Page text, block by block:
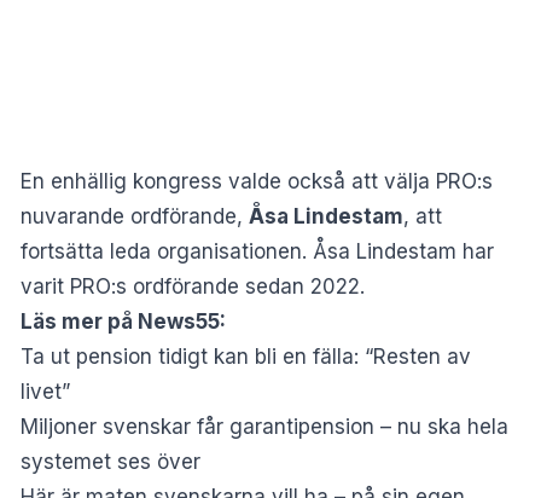
En enhällig kongress valde också att välja PRO:s
nuvarande ordförande, Åsa Lindestam, att
fortsätta leda organisationen. Åsa Lindestam har
varit PRO:s ordförande sedan 2022.
Läs mer på News55:
Ta ut pension tidigt kan bli en fälla: “Resten av
livet”
Miljoner svenskar får garantipension – nu ska hela
systemet ses över